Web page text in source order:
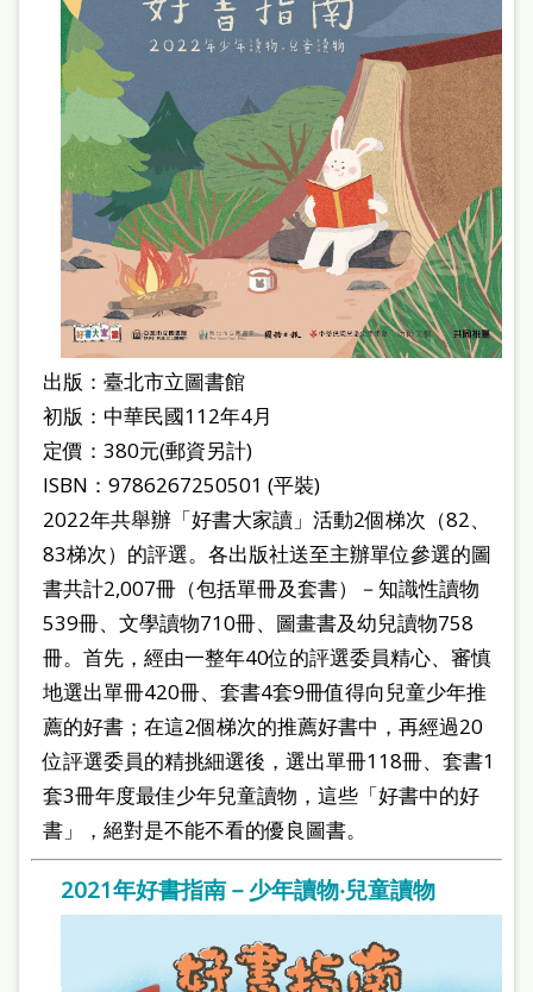
出版：臺北市立圖書館
初版：中華民國112年4月
定價：380元(郵資另計)
ISBN：9786267250501 (平裝)
2022年共舉辦「好書大家讀」活動2個梯次（82、
83梯次）的評選。各出版社送至主辦單位參選的圖
書共計2,007冊（包括單冊及套書）－知識性讀物
539冊、文學讀物710冊、圖畫書及幼兒讀物758
冊。首先，經由一整年40位的評選委員精心、審慎
地選出單冊420冊、套書4套9冊值得向兒童少年推
薦的好書；在這2個梯次的推薦好書中，再經過20
位評選委員的精挑細選後，選出單冊118冊、套書1
套3冊年度最佳少年兒童讀物，這些「好書中的好
書」，絕對是不能不看的優良圖書。
2021年好書指南－少年讀物‧兒童讀物